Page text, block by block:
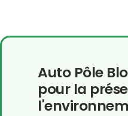
Auto Pôle
pour la